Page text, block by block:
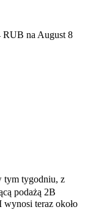
zabezpieczenie
na August 8
tym tygodniu, z
podażą 2B
teraz około